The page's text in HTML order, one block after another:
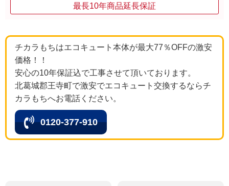
最長10年商品延長保証
チカラもちはエコキュート本体が最大77％OFFの激安
価格！！
安心の10年保証込で工事させて頂いております。
北葛城郡王寺町で激安でエコキュート交換するならチ
カラもちへお電話ください。
0120-377-910